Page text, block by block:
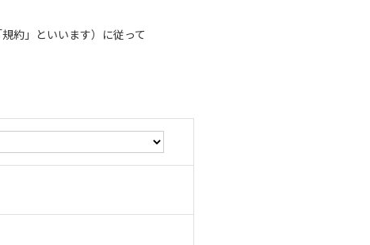
規約」といいます）に従って